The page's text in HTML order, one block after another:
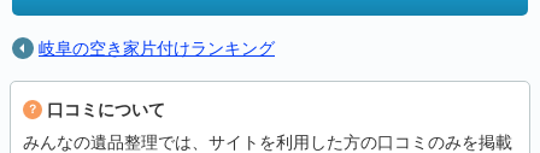
岐阜の空き家片付けランキング
口コミについて
みんなの遺品整理では、サイトを利用した方の口コミのみを掲載